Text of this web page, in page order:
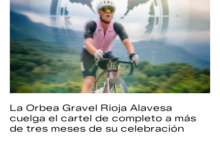
La Orbea Gravel Rioja Alavesa
cuelga el cartel de completo a más
de tres meses de su celebración